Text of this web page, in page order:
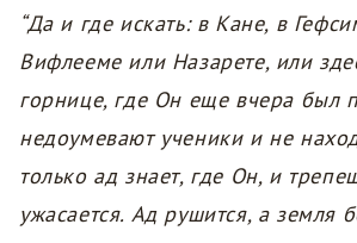
“Да и где искать: в Кане, в
Вифлееме или Назарете, или
горнице, где Он еще вчера был
недоумевают ученики и не
только ад знает, где Он, и
ужасается. Ад рушится, а земля